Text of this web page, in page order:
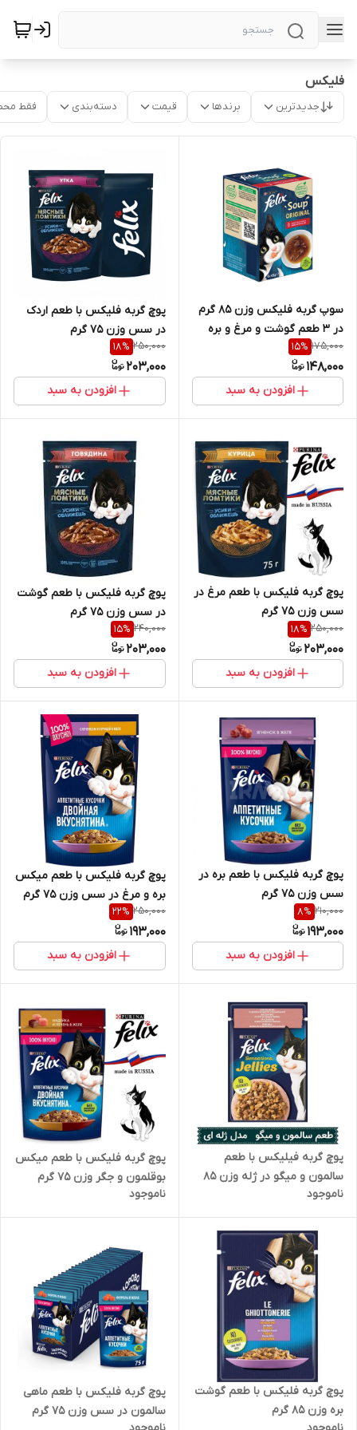
فلیکس
جدیدترین برندها قیمت دسته‌بندی فقط
سوپ گربه فلیکس وزن 85 گرم
در 3 طعم گوشت و مرغ و بره
175,000
15%
148,000
افزودن به سبد
پوچ گربه فلیکس با طعم اردک
در سس وزن 75 گرم
250,000
18%
203,000
افزودن به سبد
پوچ گربه فلیکس با طعم مرغ در
سس وزن 75 گرم
250,000
18%
203,000
افزودن به سبد
پوچ گربه فلیکس با طعم گوشت
در سس وزن 75 گرم
240,000
15%
203,000
افزودن به سبد
پوچ گربه فلیکس با طعم بره در
سس وزن 75 گرم
210,000
8%
193,000
افزودن به سبد
پوچ گربه فلیکس با طعم میکس
بره و مرغ در سس وزن 75 گرم
250,000
22%
193,000
افزودن به سبد
پوچ گربه فیلیکس با طعم
سالمون و میگو در ژله وزن 85
گرم
ناموجود
پوچ گربه فلیکس با طعم میکس
بوقلمون و جگر وزن 75 گرم
ناموجود
پوچ گربه فلیکس با طعم گوشت
بره وزن 85 گرم
پوچ گربه فلیکس با طعم ماهی
سالمون در سس وزن 75 گرم